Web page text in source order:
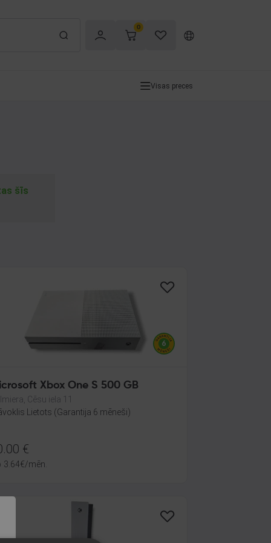
0
Visas preces
šīs
Xbox One S 500 GB
Cēsu iela 11
Lietots (Garantija 6 mēneši)
€
3.64€/mēn.